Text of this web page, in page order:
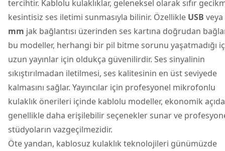
tercihtir. Kablolu kulaklıklar, geleneksel olarak sıfır
kesintisiz ses iletimi sunmasıyla bilinir. Özellikle USB veya
mm jak bağlantısı üzerinden ses kartına doğrudan
bu modeller, herhangi bir pil bitme sorunu yaşatmadığı
uzun yayınlar için oldukça güvenilirdir. Ses sinyalinin
sıkıştırılmadan iletilmesi, ses kalitesinin en üst seviyede
kalmasını sağlar. Yayıncılar için profesyonel mikrofonlu
kulaklık önerileri içinde kablolu modeller, ekonomik
genellikle daha erişilebilir seçenekler sunar ve
stüdyoların vazgeçilmezidir.
Öte yandan, kablosuz kulaklık teknolojileri günümüzde